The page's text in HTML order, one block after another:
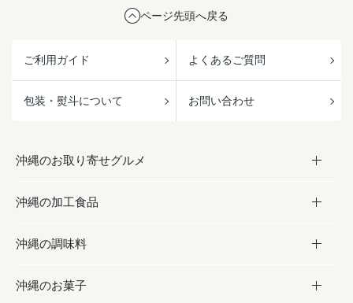
ページ先頭へ戻る
ご利用ガイド よくあるご質問
包装・熨斗について お問い合わせ
沖縄のお取り寄せグルメ
お取り寄せグルメ
フルーツ・野菜
お肉
沖縄の加工食品
加工食品
缶詰／パウチ
沖縄の調味料
調味料
沖縄のお菓子